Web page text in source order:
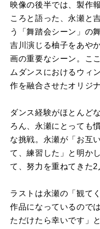
映像の後半では、製作
ころと語った、永瀬と
う「舞踏会シーン」の
吉川演じる柚子をあや
画の重要なシーン。こ
ムダンスにおけるウィ
作を融合させたオリジ
ダンス経験がほとんど
ろん、永瀬にとっても
な挑戦。永瀬が「お互
て、練習した」と明か
て、努力を重ねてきた2
ラストは永瀬の「観て
作品になっているので
ただけたら幸いです」